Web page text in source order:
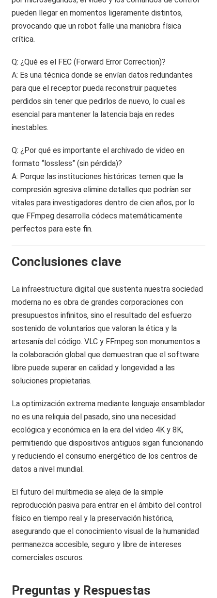
pueden llegar en momentos ligeramente distintos,
provocando que un robot falle una maniobra física
crítica.
Q: ¿Qué es el FEC (Forward Error Correction)?
A: Es una técnica donde se envían datos redundantes
para que el receptor pueda reconstruir paquetes
perdidos sin tener que pedirlos de nuevo, lo cual es
esencial para mantener la latencia baja en redes
inestables.
Q: ¿Por qué es importante el archivado de video en
formato “lossless” (sin pérdida)?
A: Porque las instituciones históricas temen que la
compresión agresiva elimine detalles que podrían ser
vitales para investigadores dentro de cien años, por lo
que FFmpeg desarrolla códecs matemáticamente
perfectos para este fin.
Conclusiones clave
La infraestructura digital que sustenta nuestra sociedad
moderna no es obra de grandes corporaciones con
presupuestos infinitos, sino el resultado del esfuerzo
sostenido de voluntarios que valoran la ética y la
artesanía del código. VLC y FFmpeg son monumentos a
la colaboración global que demuestran que el software
libre puede superar en calidad y longevidad a las
soluciones propietarias.
La optimización extrema mediante lenguaje ensamblador
no es una reliquia del pasado, sino una necesidad
ecológica y económica en la era del video 4K y 8K,
permitiendo que dispositivos antiguos sigan funcionando
y reduciendo el consumo energético de los centros de
datos a nivel mundial.
El futuro del multimedia se aleja de la simple
reproducción pasiva para entrar en el ámbito del control
físico en tiempo real y la preservación histórica,
asegurando que el conocimiento visual de la humanidad
permanezca accesible, seguro y libre de intereses
comerciales oscuros.
Preguntas y Respuestas